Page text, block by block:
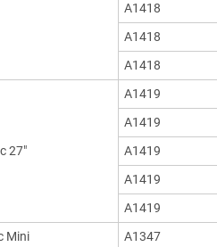
A1418
A1418
A1418
27"
A1419
A1419
A1419
A1419
A1419
Mini
A1347